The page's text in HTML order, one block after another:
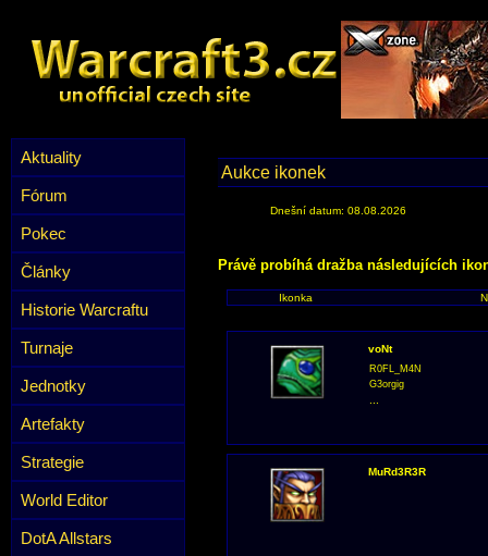
Aktuality
Fórum
Pokec
Články
Historie Warcraftu
Turnaje
Jednotky
Artefakty
Strategie
World Editor
DotA Allstars
Aukce ikonek
Dnešní datum: 08.08.2026
Právě probíhá dražba následujících
Ikonka
voNt
R0FL_M4N
G3orgig
MuRd3R3R